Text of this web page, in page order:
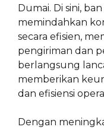
Dumai. Di sini,
memindahkan
secara efisien,
pengiriman dan
berlangsung
memberikan
dan efisiensi
Dengan